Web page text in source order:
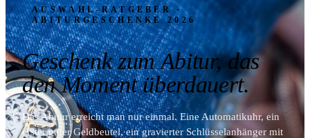
AUSWAHL-RATGEBER ·
ABITURGESCHENKE 2026
Geschenk zum Abitur, das
den Moment überdauert.
Das Abitur erreicht man nur einmal. Eine Automatikuhr, ein
erster guter Geldbeutel, ein gravierter Schlüsselanhänger mit